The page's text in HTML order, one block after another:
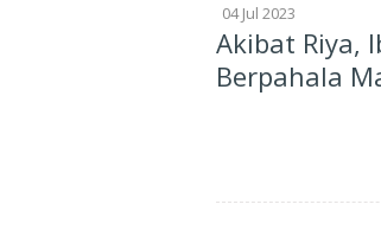
04 Jul 2023
Akibat Riya,
Berpahala